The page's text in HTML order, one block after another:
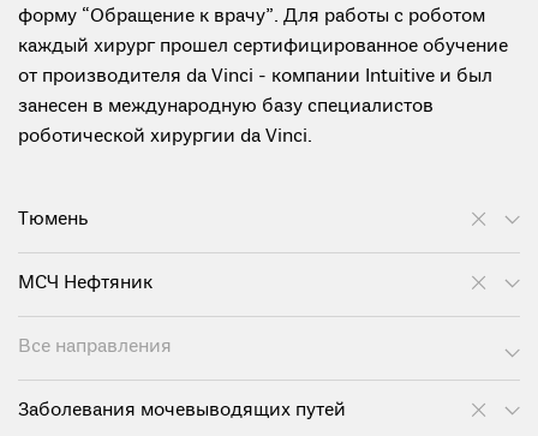
форму “Обращение к врачу”. Для работы с роботом
каждый хирург прошел сертифицированное обучение
от производителя da Vinci - компании Intuitive и был
занесен в международную базу специалистов
роботической хирургии da Vinci.
Тюмень
МСЧ Нефтяник
Все направления
Заболевания мочевыводящих путей